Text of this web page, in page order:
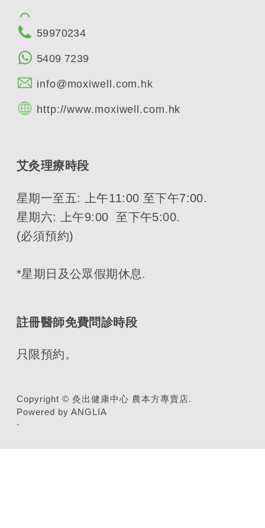
59970234
5409 7239
info@moxiwell.com.hk
http://www.moxiwell.com.hk
艾灸理療時段
星期一至五: 上午11:00 至下午7:00.
星期六: 上午9:00 至下午5:00.
(必須預約)
*星期日及公眾假期休息.
註冊醫師免費問診時段
只限預約。
Copyright © 灸出健康中心 農本方專賣店.
Powered by ANGLIA
.